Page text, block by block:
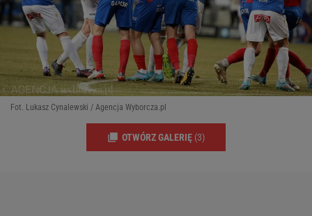
Fot. Lukasz Cynalewski / Agencja Wyborcza.pl
OTWÓRZ GALERIĘ (3)